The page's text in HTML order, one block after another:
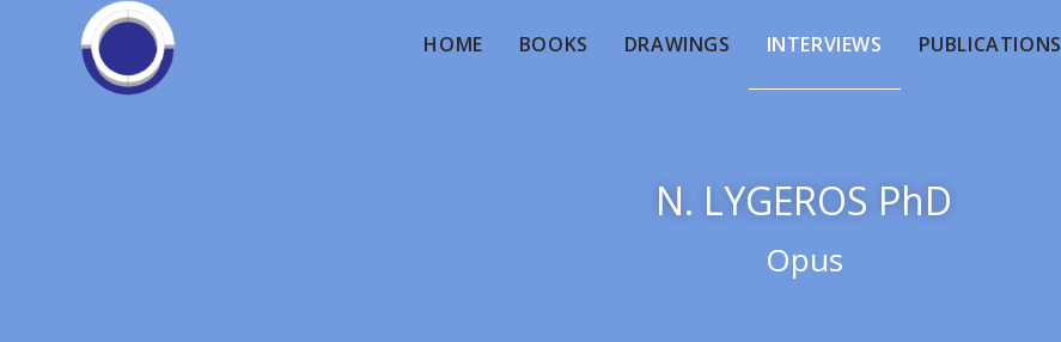
HOME BOOKS DRAWINGS INTERVIEWS PUBLICATIONS
N. LYGEROS PhD
Opus